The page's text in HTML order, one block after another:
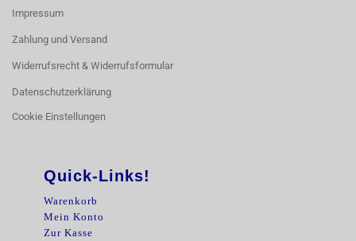
Impressum
Zahlung und Versand
Widerrufsrecht & Widerrufsformular
Datenschutzerklärung
Cookie Einstellungen
Quick-Links!
Warenkorb
Mein Konto
Zur Kasse